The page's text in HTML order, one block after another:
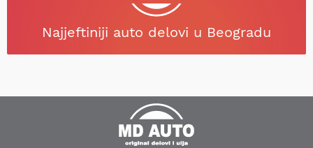
Najjeftiniji auto delovi u Beogradu